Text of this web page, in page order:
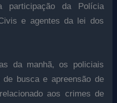
participação da Polícia
e agentes da lei dos
da manhã, os policiais
de busca e apreensão de
aos crimes de